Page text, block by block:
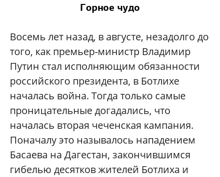
Горное чудо
Восемь лет назад, в августе, незадолго до
того, как премьер-министр Владимир
Путин стал исполняющим обязанности
российского президента, в Ботлихе
началась война. Тогда только самые
проницательные догадались, что
началась вторая чеченская кампания.
Поначалу это называлось нападением
Басаева на Дагестан, закончившимся
гибелью десятков жителей Ботлиха и